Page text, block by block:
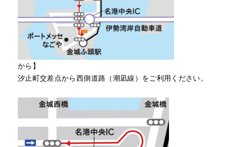
から】
汐止町交差点から西側道路（潮凪線）をご利用ください。